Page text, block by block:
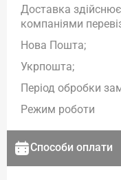
Доставка
компаніями
Нова Пошта;
Укрпошта;
Період обробки
Режим роботи
Способи оплати